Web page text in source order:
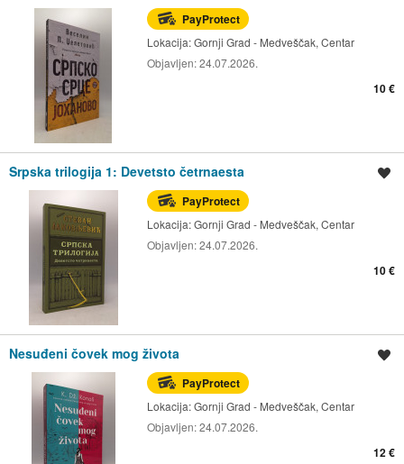
PayProtect
Lokacija:Gornji Grad - Medveščak, Centar
Objavljen:24.07.2026.
10 €
Srpska trilogija 1: Devetsto četrnaesta
PayProtect
Lokacija:Gornji Grad - Medveščak, Centar
Objavljen:24.07.2026.
10 €
Nesuđeni čovek mog života
PayProtect
Lokacija:Gornji Grad - Medveščak, Centar
Objavljen:24.07.2026.
12 €